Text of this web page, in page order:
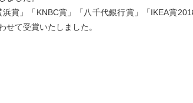
賞」「KNBC賞」「八千代銀行賞」「IKEA賞
せて受賞いたしました。